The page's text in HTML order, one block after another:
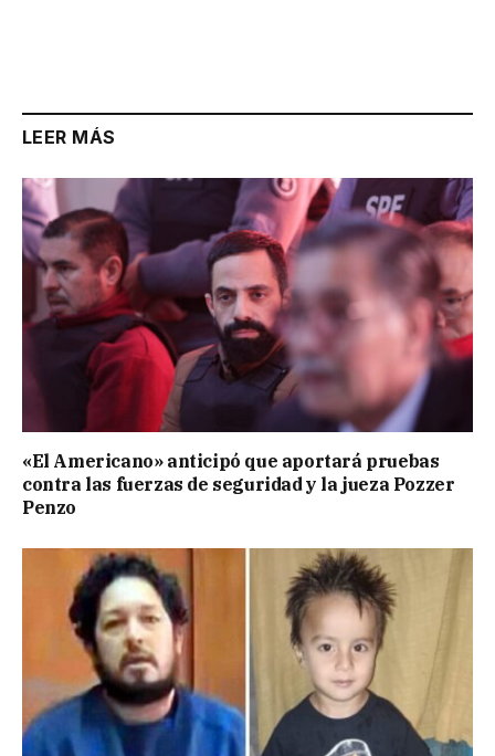
LEER MÁS
«El Americano» anticipó que aportará pruebas
contra las fuerzas de seguridad y la jueza Pozzer
Penzo